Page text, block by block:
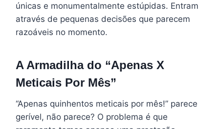
únicas e monumentalmente estúpidas. Entram
através de pequenas decisões que parecem
razoáveis no momento.
A Armadilha do “Apenas X
Meticais Por Mês”
“Apenas quinhentos meticais por mês!” parece
gerível, não parece? O problema é que